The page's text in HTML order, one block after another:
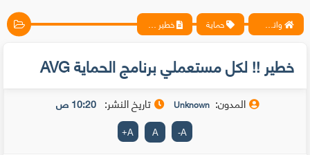
واتس آب ، فيسبوك ، أنترنت ، شروحات تقنية حصرية - المحترف حماية خطير !! لكل مستعملي برنامج الحماية AVG
خطير !! لكل مستعملي برنامج الحماية AVG
المدون: Unknown تاريخ النشر: 10:20 ص
A
-
A
A
+